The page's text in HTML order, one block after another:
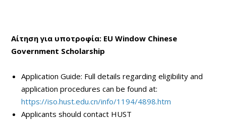
Αίτηση για υποτροφία: EU Window Chinese
Government Scholarship
Application Guide: Full details regarding eligibility and
application procedures can be found at:
https://iso.hust.edu.cn/info/1194/4898.htm
Applicants should contact HUST